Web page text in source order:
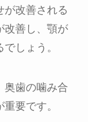
が改善される
改善し、顎が
しょう。
奥歯の噛み合
要です。